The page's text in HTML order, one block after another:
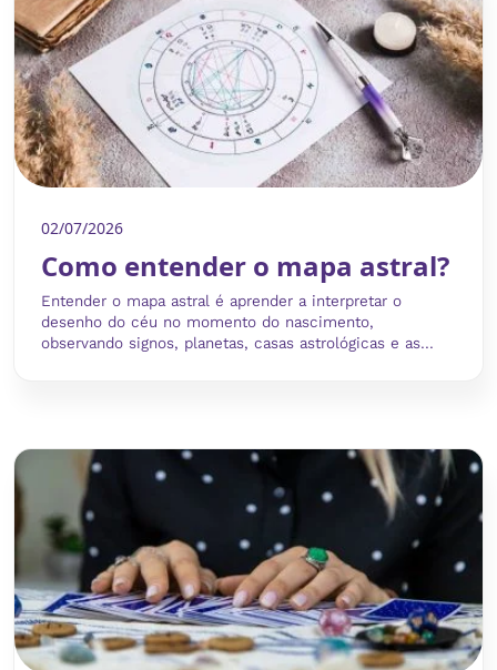
02/07/2026
Como entender o mapa astral?
Entender o mapa astral é aprender a interpretar o
desenho do céu no momento do nascimento,
observando signos, planetas, casas astrológicas e as...